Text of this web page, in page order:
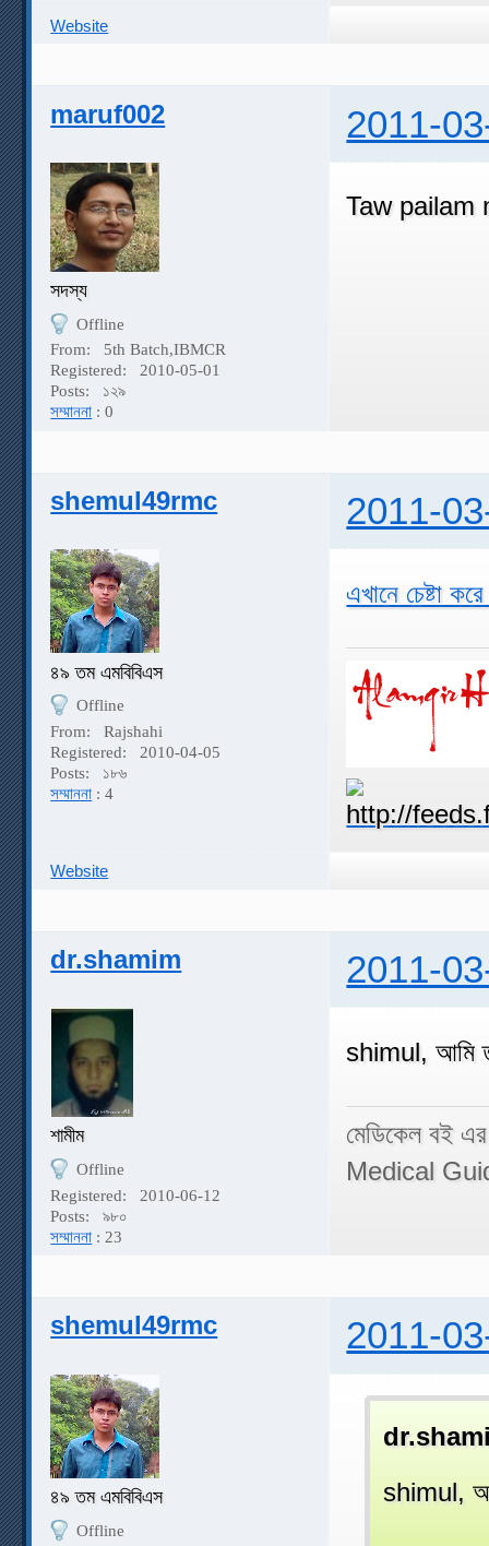
Website
maruf002 2011-
সদস্য
Offline
From:
5th Batch,IBMCR
Registered:
2010-05-01
Posts:
১২৯
সম্মাননা : 0
Taw pailam
shemul49rmc 2011-
৪৯ তম এমবিবিএস
Offline
From:
Rajshahi
Registered:
2010-04-05
Posts:
১৮৬
সম্মাননা : 4
এখানে চেষ্টা
Website
dr.shamim 2011-
শামীম
Offline
Registered:
2010-06-12
Posts:
৯৮০
সম্মাননা : 23
shimul, আমি ত
মেডিকেল বই
Medical
shemul49rmc 2011-
৪৯ তম এমবিবিএস
Offline
shimul,